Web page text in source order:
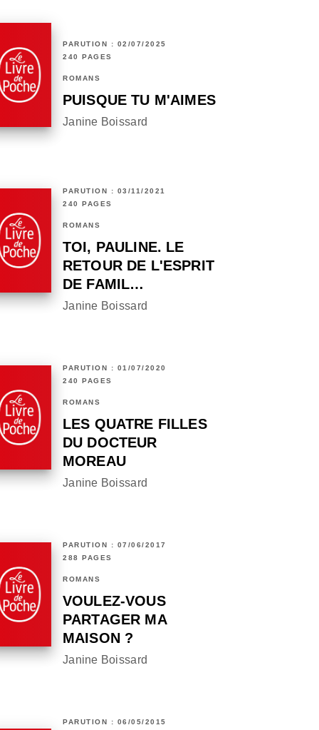
PARUTION : 02/07/2025
240 PAGES
ROMANS
PUISQUE TU M'AIMES
Janine Boissard
PARUTION : 03/11/2021
240 PAGES
ROMANS
TOI, PAULINE. LE
RETOUR DE L'ESPRIT
DE FAMIL…
Janine Boissard
PARUTION : 01/07/2020
240 PAGES
ROMANS
LES QUATRE FILLES
DU DOCTEUR
MOREAU
Janine Boissard
PARUTION : 07/06/2017
288 PAGES
ROMANS
VOULEZ-VOUS
PARTAGER MA
MAISON ?
Janine Boissard
PARUTION : 06/05/2015